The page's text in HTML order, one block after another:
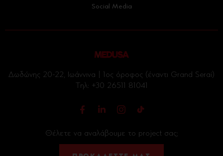
Social Media
Δωδώνης 20-22, Ιωάννινα | 1ος όροφος (έναντι Grand Serai)
Tηλ: +30 26511 81041
Θέλετε να αναλάβουμε το project σας;